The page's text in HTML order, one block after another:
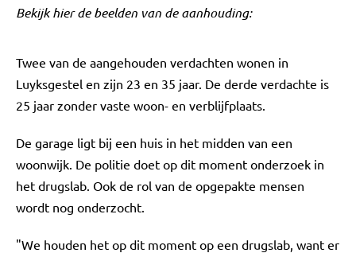
Bekijk hier de beelden van de aanhouding:
Twee van de aangehouden verdachten wonen in
Luyksgestel en zijn 23 en 35 jaar. De derde verdachte is
25 jaar zonder vaste woon- en verblijfplaats.
De garage ligt bij een huis in het midden van een
woonwijk. De politie doet op dit moment onderzoek in
het drugslab. Ook de rol van de opgepakte mensen
wordt nog onderzocht.
"We houden het op dit moment op een drugslab, want er